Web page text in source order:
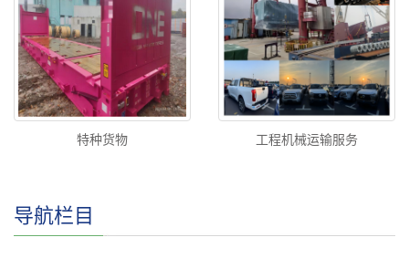
特种货物 工程机械运输服务
导航栏目